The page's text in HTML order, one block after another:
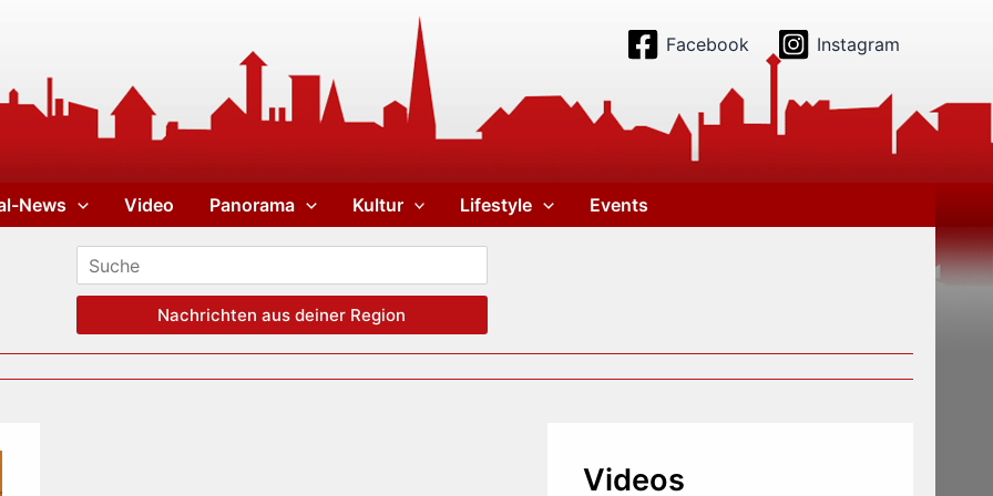
Facebook Instagram
News Video Panorama Kultur Lifestyle Events
Nachrichten aus deiner Region
Videos